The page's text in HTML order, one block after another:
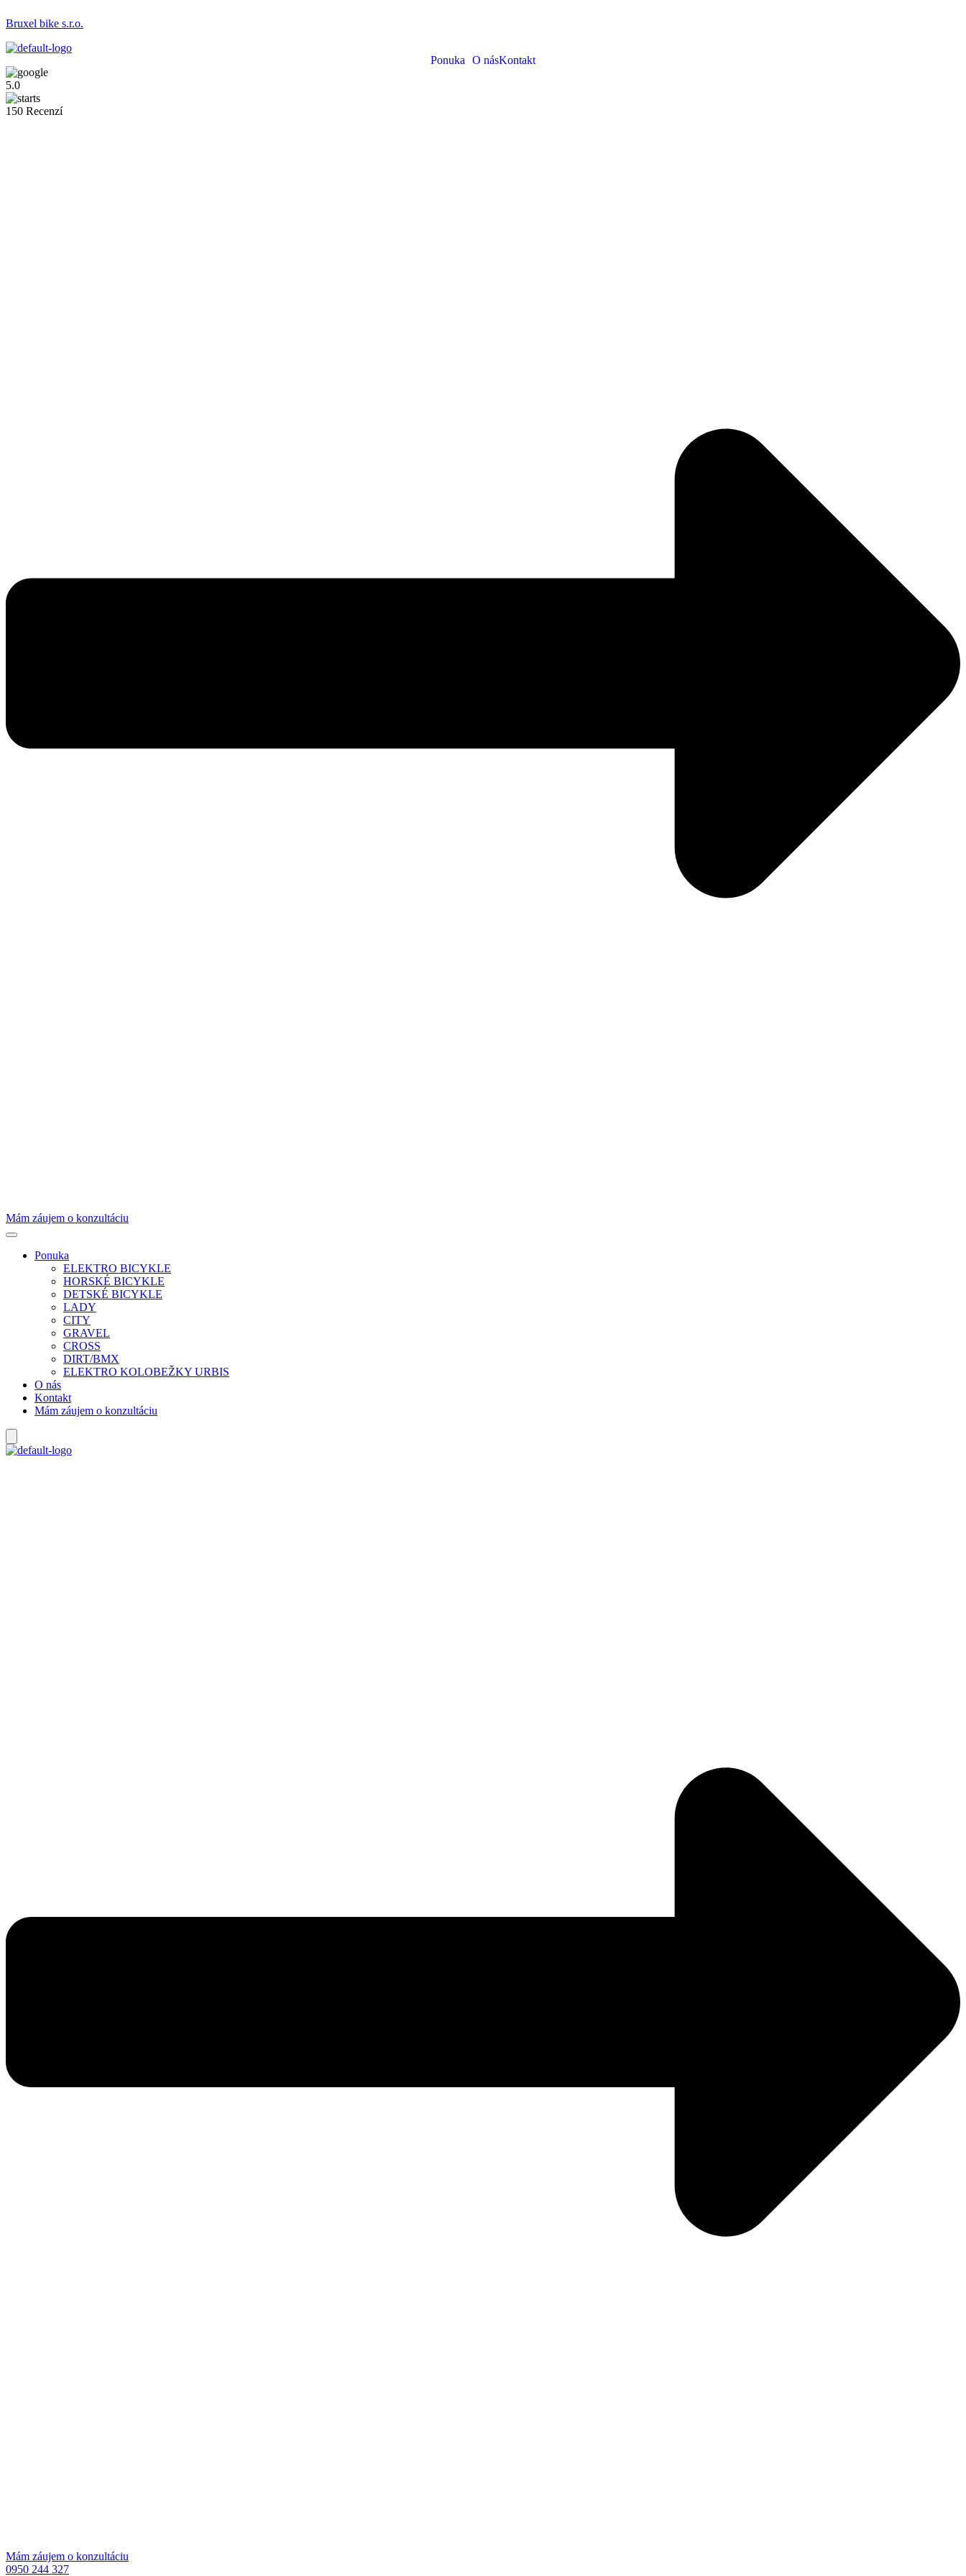
Bruxel bike s.r.o.
Ponuka O násKontakt
5.0
150 Recenzí
Mám záujem o konzultáciu
Ponuka
ELEKTRO BICYKLE
HORSKÉ BICYKLE
DETSKÉ BICYKLE
LADY
CITY
GRAVEL
CROSS
DIRT/BMX
ELEKTRO KOLOBEŽKY URBIS
O nás
Kontakt
Mám záujem o konzultáciu
Mám záujem o konzultáciu
0950 244 327